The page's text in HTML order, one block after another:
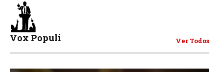
Vox Populi Ver Todos